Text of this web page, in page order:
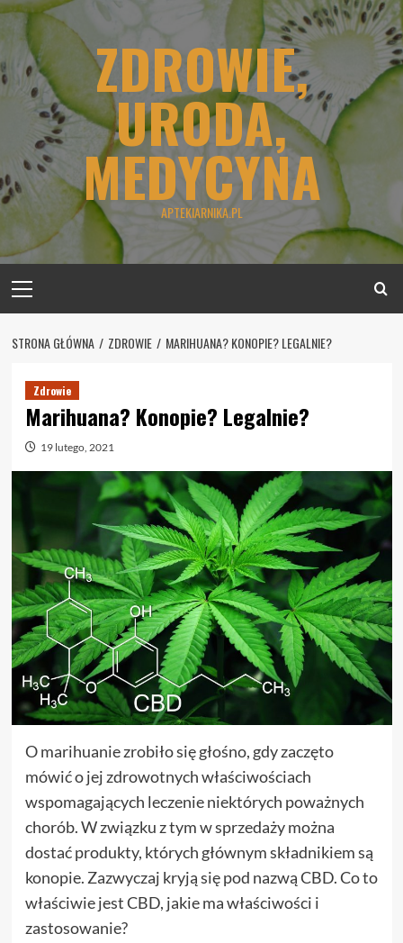
Skip
content
ZDROWIE,
URODA,
MEDYCYNA
APTEKIARNIKA.PL
Menu
STRONA GŁÓWNA ZDROWIE MARIHUANA? KONOPIE? LEGALNIE?
Zdrowie
Marihuana? Konopie? Legalnie?
19 lutego, 2021
O marihuanie zrobiło się głośno, gdy zaczęto
mówić o jej zdrowotnych właściwościach
wspomagających leczenie niektórych poważnych
chorób. W związku z tym w sprzedaży można
dostać produkty, których głównym składnikiem są
konopie. Zazwyczaj kryją się pod nazwą CBD. Co to
właściwie jest CBD, jakie ma właściwości i
zastosowanie?